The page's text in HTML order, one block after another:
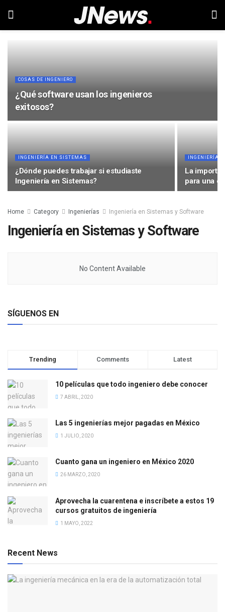
COSAS DE INGENIERO
¿Qué software usan los ingenieros
exitosos?
INGENIERÍA EN SISTEMAS
¿Dónde puedes trabajar si estudiaste
Ingeniería en Sistemas?
INGENIERÍA
La
para una
Home Category Ingenierías Ingeniería en Sistemas y Software
Ingeniería en Sistemas y Software
No Content Available
SÍGUENOS EN
Trending Comments Latest
10 películas que todo ingeniero debe conocer
7 ABRIL, 2020
Las 5 ingenierías mejor pagadas en México
1 JULIO, 2020
Cuanto gana un ingeniero en México 2020
26 MARZO, 2020
Aprovecha la cuarentena e inscríbete a estos 19
cursos gratuitos de ingeniería
1 MAYO, 2022
Recent News